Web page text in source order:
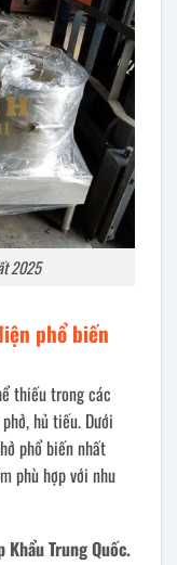
2025
phổ biến
thiếu trong các
hủ tiếu. Dưới
phổ biến nhất
phù hợp với nhu
Khẩu Trung Quốc.